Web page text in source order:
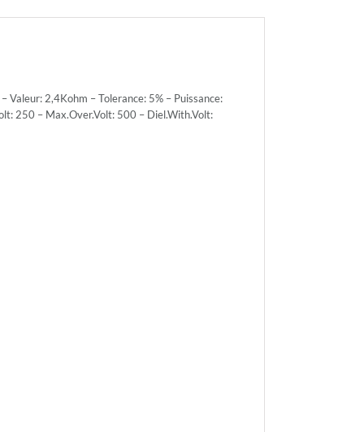
Valeur: 2,4Kohm – Tolerance: 5% – Puissance:
250 – Max.Over.Volt: 500 – Diel.With.Volt: